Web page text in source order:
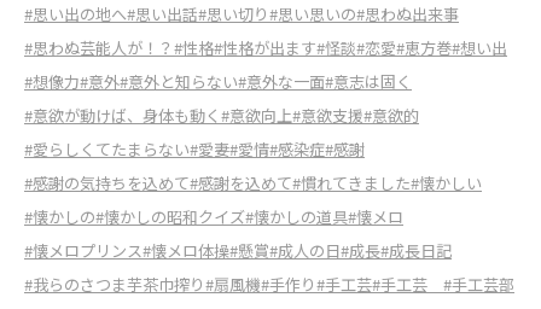
#思い出の地へ#思い出話#思い切り#思い思いの#思わぬ出来事
#思わぬ芸能人が！？ #性格#性格が出ます#怪談#恋愛#恵方巻#想い出
#想像力#意外#意外と知らない#意外な一面#意志は固く
#意欲が動けば、身体も動く #意欲向上#意欲支援#意欲的
#愛らしくてたまらない#愛妻#愛情#感染症#感謝
#感謝の気持ちを込めて#感謝を込めて#慣れてきました#懐かしい
#懐かしの#懐かしの昭和クイズ#懐かしの道具#懐メロ
#懐メロプリンス#懐メロ体操#懸賞#成人の日#成長#成長日記
#我らのさつま芋茶巾搾り#扇風機#手作り#手工芸#手工芸 #手工芸部